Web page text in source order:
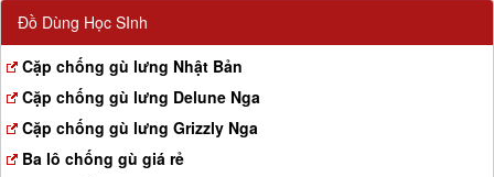
Đồ Dùng Học SInh
Cặp chống gù lưng Nhật Bản
Cặp chống gù lưng Delune Nga
Cặp chống gù lưng Grizzly Nga
Ba lô chống gù giá rẻ